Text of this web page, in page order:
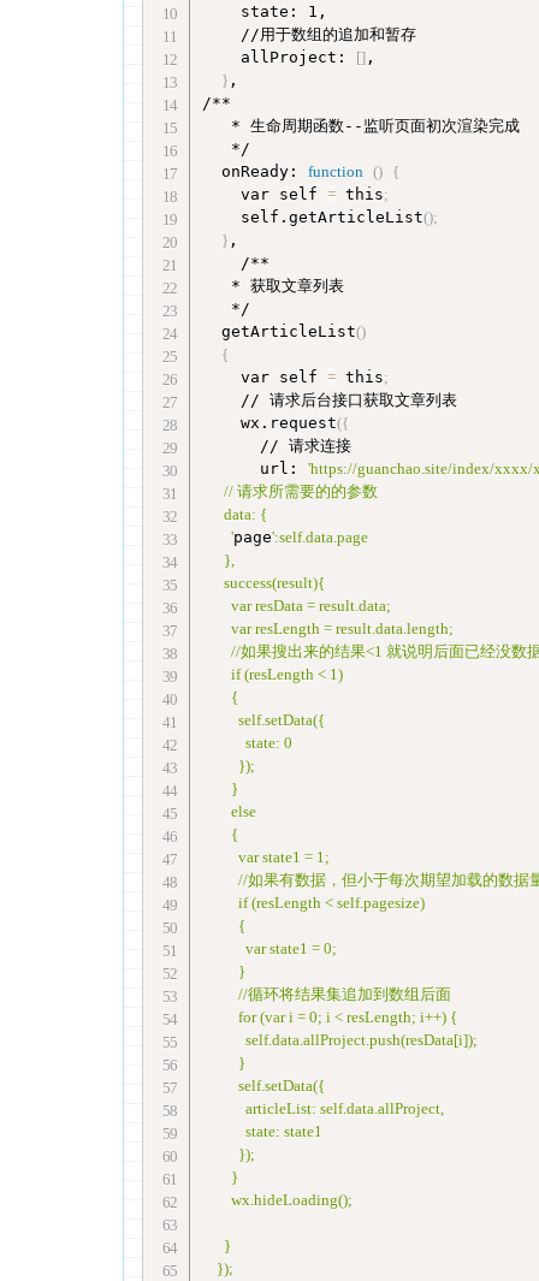
    state: 1,
    //用于数组的追加和暂存
    allProject:
[] ,
} ,
/**
   * 生命周期函数--监听页面初次渲染完成
   */
  onReady:
function () {
    var self
= this;
    self.getArticleList
();
} ,
    /**
   * 获取文章列表
   */
  getArticleList
()
{
    var self
= this;
    // 请求后台接口获取文章列表
    wx.request
({
      // 请求连接
      url:
'https://guanchao.site/index/
      // 请求所需要的的参数
      data: {
        '
page':self.data.page
      },
      success(result){
        var resData = result.data;
        var resLength = result.data.length;
//如果搜出来的结果<1 就说明后面已经没
        if (resLength < 1)
        {
          self.setData({
            state: 0
          });
        }
        else
        {
          var state1 = 1;
//如果有数据，但小于每次期望加载的
          if (resLength < self.pagesize)
          {
            var state1 = 0;
          }
          //循环将结果集追加到数组后面
          for (var i = 0; i < resLength; i++) {
            self.data.allProject.push(resData[i]);
          }
          self.setData({
            articleList: self.data.allProject,
            state: state1
          });
        }
        wx.hideLoading();
      }
    });